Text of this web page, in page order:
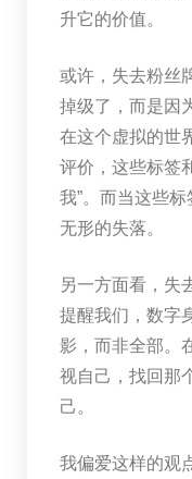
升它的价值。
或许，失去粉丝
掉级了，而是因
在这个虚拟的世
评价，这些标签
我”。而当这些
无形的失落。
另一方面看，失
提醒我们，数字
影，而非全部。
视自己，找回那
己。
我偏爱这样的观